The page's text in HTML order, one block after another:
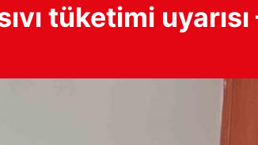
tüketimi uyarısı